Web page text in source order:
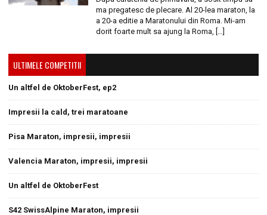
ma pregatesc de plecare. Al 20-lea maraton, la
a 20-a editie a Maratonului din Roma. Mi-am
dorit foarte mult sa ajung la Roma, […]
ULTIMELE COMPETITII
Un altfel de OktoberFest, ep2
Impresii la cald, trei maratoane
Pisa Maraton, impresii, impresii
Valencia Maraton, impresii, impresii
Un altfel de OktoberFest
S42 SwissAlpine Maraton, impresii